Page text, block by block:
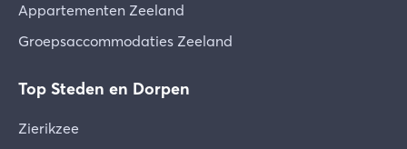
Appartementen Zeeland
Groepsaccommodaties Zeeland
Top Steden en Dorpen
Zierikzee